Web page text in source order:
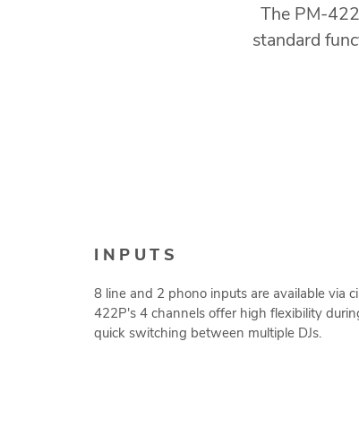
The PM-
standard
INPUTS
8 line and 2 phono inputs are available via
422P's 4 channels offer high flexibility
quick switching between multiple DJs.